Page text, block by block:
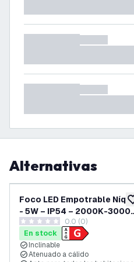
Alternativas
Foco LED Empotrable
- 5W – IP54 – 2000K-
- Inclinable
0 estrellas de puntuación
0.0 (0)
En stock
Inclinable
Atenuado a cálido